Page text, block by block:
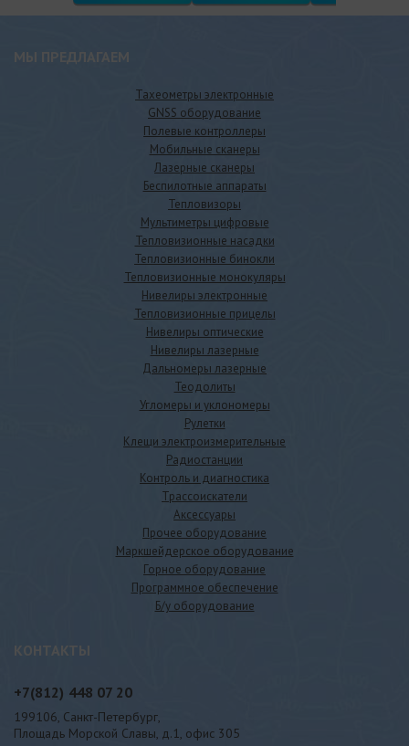
МЫ ПРЕДЛАГАЕМ
Тахеометры электронные
GNSS оборудование
Полевые контроллеры
Мобильные сканеры
Лазерные сканеры
Беспилотные аппараты
Тепловизоры
Мультиметры цифровые
Тепловизионные насадки
Тепловизионные бинокли
Тепловизионные монокуляры
Нивелиры электронные
Тепловизионные прицелы
Нивелиры оптические
Нивелиры лазерные
Дальномеры лазерные
Теодолиты
Угломеры и уклономеры
Рулетки
Клещи электроизмерительные
Радиостанции
Контроль и диагностика
Трассоискатели
Аксессуары
Прочее оборудование
Маркшейдерское оборудование
Горное оборудование
Программное обеспечение
Б/у оборудование
КОНТАКТЫ
+7(812) 448 07 20
199106, Санкт-Петербург,
Площадь Морской Славы, д.1, офис 305